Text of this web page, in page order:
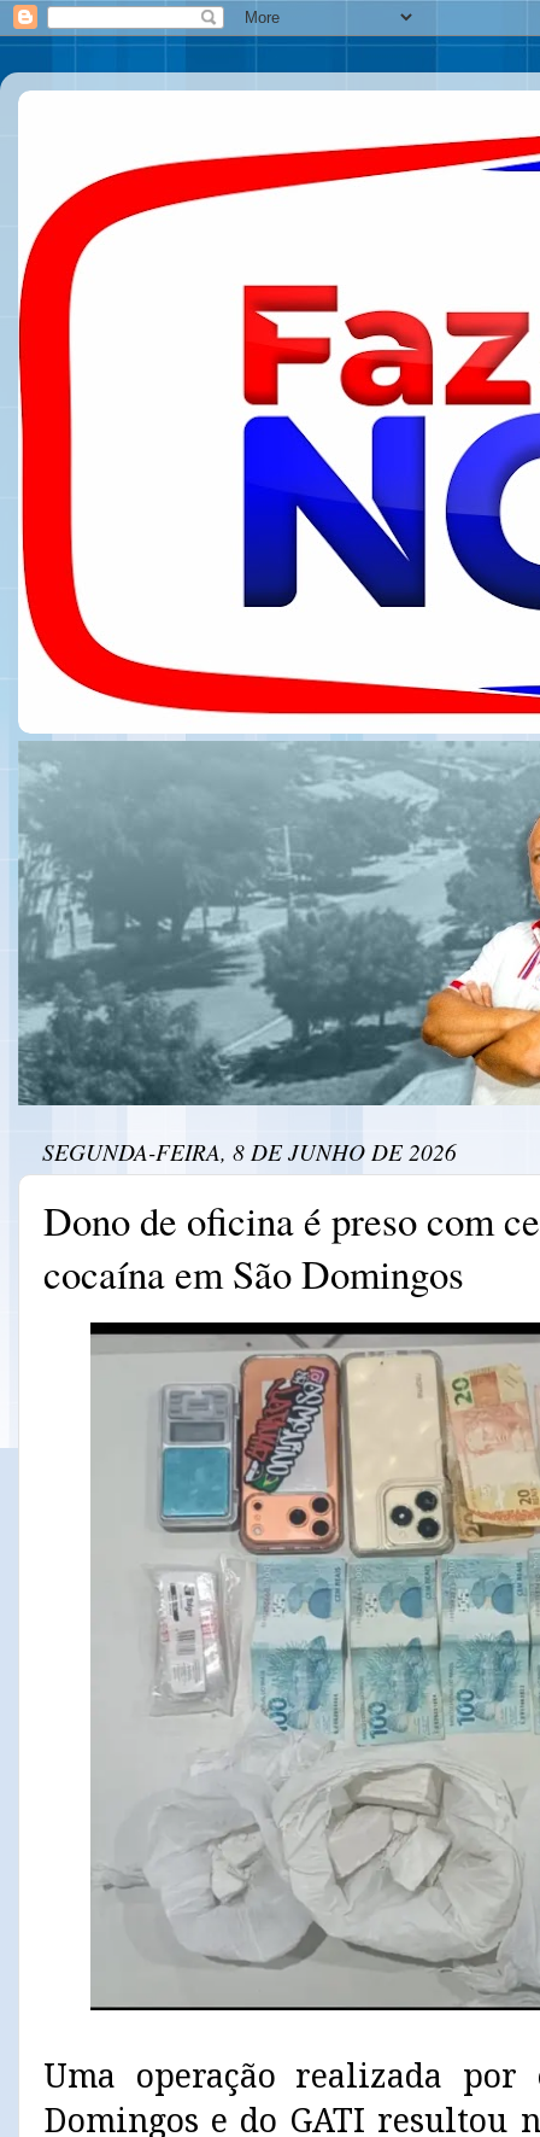
SEGUNDA-FEIRA, 8 DE JUNHO DE 2026
Dono de oficina é preso com
cocaína em São Domingos
Uma operação realizada por
Domingos e do GATI resultou